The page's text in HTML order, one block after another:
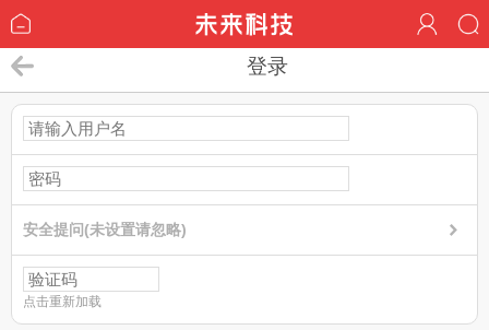
登录
安全提问(未设置请忽略)
点击重新加载